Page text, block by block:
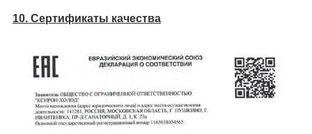
10. Сертификаты качества